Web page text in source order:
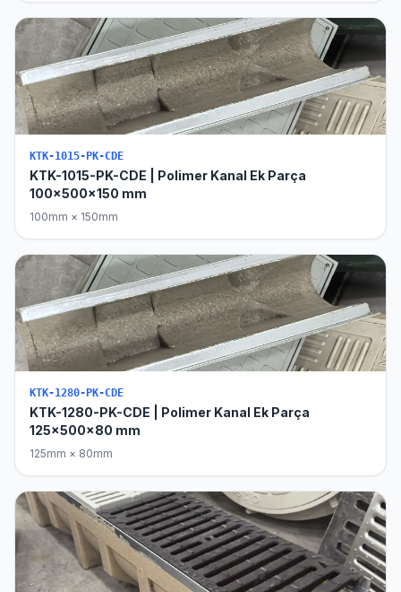
KTK-1015-PK-CDE
KTK-1015-PK-CDE | Polimer Kanal Ek Parça
100x500x150 mm
100mm × 150mm
KTK-1280-PK-CDE
KTK-1280-PK-CDE | Polimer Kanal Ek Parça
125x500x80 mm
125mm × 80mm